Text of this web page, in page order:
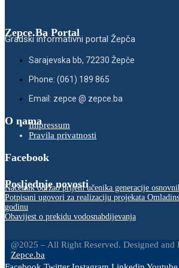
Zepce.Ba Portal
Gradski informativni portal Žepča
Sarajevska bb, 72230 Žepče
Phone: (061) 189 865
Email: zepce @ zepce.ba
O namaImpressum
Pravila privatnosti
Facebook
Posljednje novosti
Načelnik održao prijem učenika generacije
Potpisani ugovori za realizaciju projekata
godinu
Obavijest o prekidu vodosnabdijevanja
@2025 – All Right Reserved. Designed and
Zepce.ba